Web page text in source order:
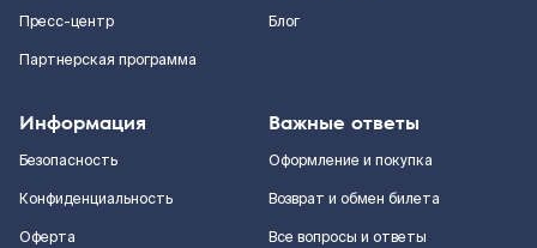
Пресс-центр
Партнерская программа
Блог
Информация
Безопасность
Конфиденциальность
Оферта
Важные ответы
Оформление и покупка
Возврат и обмен билета
Все вопросы и ответы